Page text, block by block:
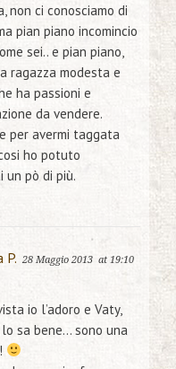
non ci conosciamo di
pian piano incomincio
sei.. e pian piano,
ragazza modesta e
ha passioni e
da vendere.
per avermi taggata
ho potuto
un pò di più.
P. 28 Maggio 2013 at 19:10
io l’adoro e Vaty,
sa bene… sono una